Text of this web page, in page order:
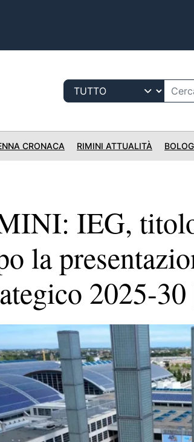
CRONACA RIMINI ATTUALITÀ
IEG,
la
2025-